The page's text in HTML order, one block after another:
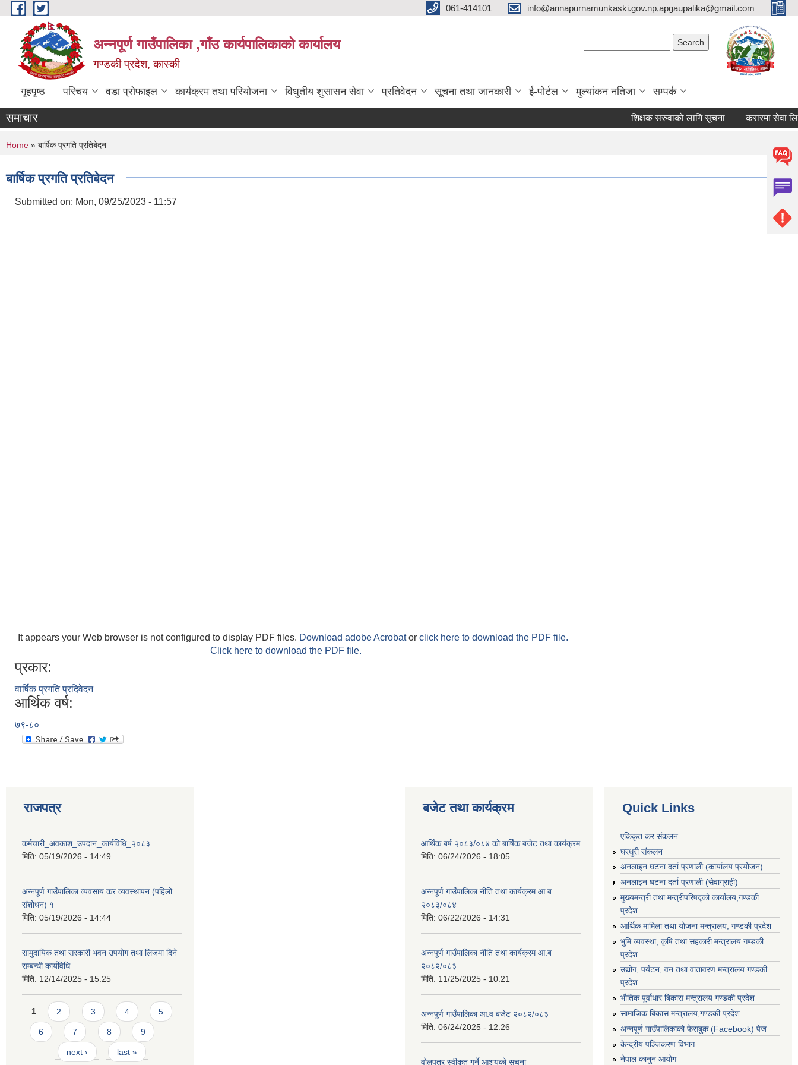
Skip to main content 061-414101 info@annapurnamunkaski.gov.np,apgaupalika@gmail.com
अन्नपूर्ण गाउँपालिका ,गाँउ कार्यपालिकाको कार्यालय
गण्डकी प्रदेश, कास्की
गृहपृष्ठ परिचय वडा प्रोफाइल कार्यक्रम तथा परियोजना विधुतीय शुसासन सेवा प्रतिवेदन सूचना तथा जानकारी ई-पोर्टल मुल्यांकन नतिजा सम्पर्क
समाचार शिक्षक सरुवाको लागि सूचना करारमा सेवा लिने
You are here
Home » बार्षिक प्रगति प्रतिबेदन
बार्षिक प्रगति प्रतिबेदन
Submitted on: Mon, 09/25/2023 - 11:57
It appears your Web browser is not configured to display PDF files. Download adobe Acrobator click here to download the PDF file.
Click here to download the PDF file.
प्रकार:
वार्षिक प्रगति प्रदिवेदन
आर्थिक वर्ष:
७९-८०
राजपत्र
कर्मचारी_अवकाश_उपदान_कार्यविधि_२०८३
मिति: 05/19/2026 - 14:49
अन्नपूर्ण गाउँपालिका व्यवसाय कर व्यवस्थापन (पहिलो
संशोधन) १
मिति: 05/19/2026 - 14:44
सामुदायिक तथा सरकारी भवन उपयोग तथा लिजमा दिने
सम्बन्धी कार्यविधि
मिति: 12/14/2025 - 15:25
Pages
1 2 3 4 5
6 7 8 9 …
next › last »
बजेट तथा कार्यक्रम
आर्थिक बर्ष २०८३/०८४ को बार्षिक बजेट तथा कार्यक्रम
मिति: 06/24/2026 - 18:05
अन्नपूर्ण गाउँपालिका नीति तथा कार्यक्रम आ.ब
२०८३/०८४
मिति: 06/22/2026 - 14:31
अन्नपूर्ण गाउँपालिका नीति तथा कार्यक्रम आ.ब
२०८२/०८३
मिति: 11/25/2025 - 10:21
अन्नपूर्ण गाउँपालिका आ.व बजेट २०८२/०८३
मिति: 06/24/2025 - 12:26
वोलपत्र स्वीकृत गर्ने आशयको सूचना
Quick Links
एकिकृत कर संकलन
घरधुरी संकलन
अनलाइन घटना दर्ता प्रणाली (कार्यालय प्रयोजन)
अनलाइन घटना दर्ता प्रणाली (सेवाग्राही)
मुख्यमन्त्री तथा मन्त्रीपरिषद्को कार्यालय,गण्डकी
प्रदेश
आर्थिक मामिला तथा योजना मन्त्रालय, गण्डकी प्रदेश
भुमि व्यवस्था, कृषि तथा सहकारी मन्त्रालय गण्डकी
प्रदेश
उद्योग, पर्यटन, वन तथा वातावरण मन्त्रालय गण्डकी
प्रदेश
भौतिक पूर्वाधार बिकास मन्त्रालय गण्डकी प्रदेश
सामाजिक बिकास मन्त्रालय,गण्डकी प्रदेश
अन्नपूर्ण गाउँपालिकाको फेसबुक (Facebook) पेज
केन्द्रीय पञ्जिकरण विभाग
नेपाल कानुन आयोग